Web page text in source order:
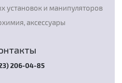
установок и манипуляторов
аксессуары
206-04-85